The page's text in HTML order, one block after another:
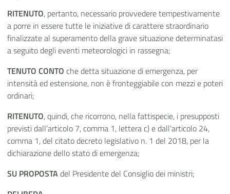
RITENUTO, pertanto, necessario provvedere tempestivamente
a porre in essere tutte le iniziative di carattere straordinario
finalizzate al superamento della grave situazione determinatasi
a seguito degli eventi meteorologici in rassegna;
TENUTO CONTO che detta situazione di emergenza, per
intensità ed estensione, non è fronteggiabile con mezzi e poteri
ordinari;
RITENUTO, quindi, che ricorrono, nella fattispecie, i presupposti
previsti dall’articolo 7, comma 1, lettera c) e dall’articolo 24,
comma 1, del citato decreto legislativo n. 1 del 2018, per la
dichiarazione dello stato di emergenza;
SU PROPOSTAdel Presidente del Consiglio dei ministri;